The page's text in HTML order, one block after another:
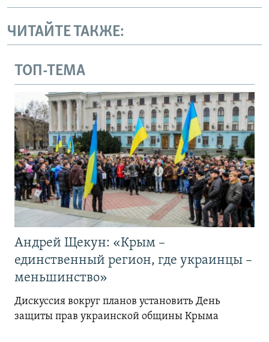
ЧИТАЙТЕ ТАКЖЕ:
ТОП-ТЕМА
Андрей Щекун: «Крым –
единственный регион, где украинцы –
меньшинство»
Дискуссия вокруг планов установить День
защиты прав украинской общины Крыма